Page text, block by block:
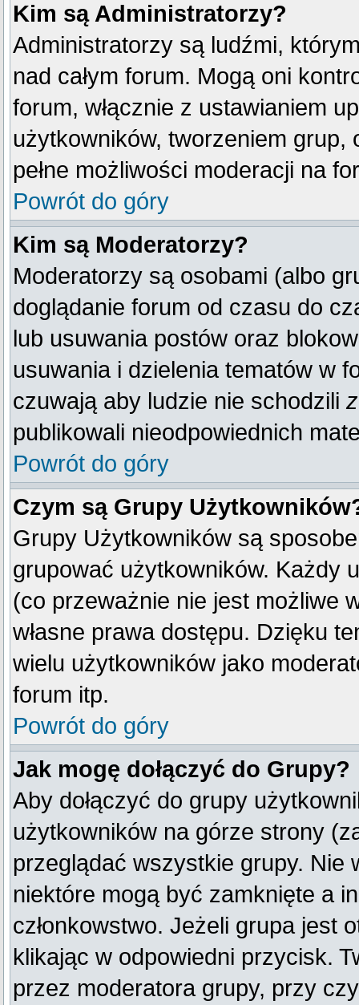
Kim są Administratorzy?
Administratorzy są ludźmi,
nad całym forum. Mogą oni
forum, włącznie z ustawianiem
użytkowników, tworzeniem
pełne możliwości moderacji na
Powrót do góry
Kim są Moderatorzy?
Moderatorzy są osobami (albo
doglądanie forum od czasu do
lub usuwania postów oraz
usuwania i dzielenia tematów w
czuwają aby ludzie nie schodzili
publikowali nieodpowiednich
Powrót do góry
Czym są Grupy
Grupy Użytkowników są
grupować użytkowników. Każdy
(co przeważnie nie jest możliwe
własne prawa dostępu. Dzięku
wielu użytkowników jako
forum itp.
Powrót do góry
Jak mogę dołączyć do Grupy?
Aby dołączyć do grupy
użytkowników na górze strony
przeglądać wszystkie grupy. Nie
niektóre mogą być zamknięte a
członkowstwo. Jeżeli grupa jest
klikając w odpowiedni przycisk.
przez moderatora grupy, przy